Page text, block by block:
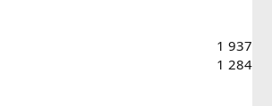
1 937
1 284